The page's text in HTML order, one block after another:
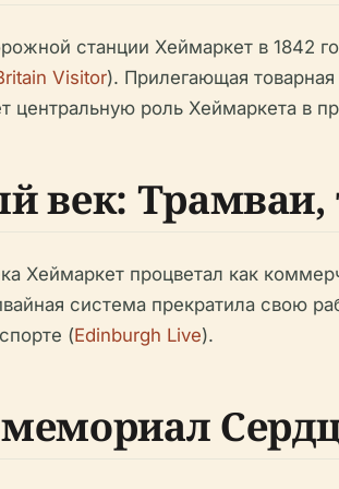
станции Хеймаркет в 1842
Visitor). Прилегающая
центральную роль Хеймаркета в
век: Трамваи,
Хеймаркет процветал как
система прекратила свою
(Edinburgh Live).